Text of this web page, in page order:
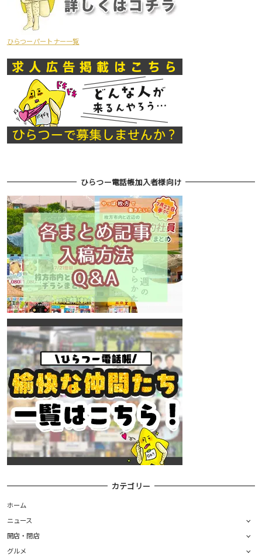
ひらつーパートナー一覧
ひらつー電話帳加入者様向け
カテゴリー
ホーム
ニュース
開店・閉店
グルメ